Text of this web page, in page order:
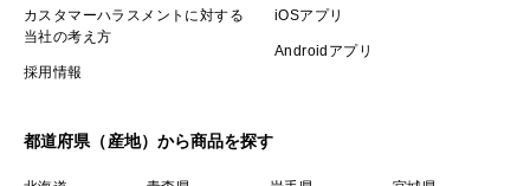
カスタマーハラスメントに対する
当社の考え方
採用情報
iOSアプリ
Androidアプリ
都道府県（産地）から商品を探す